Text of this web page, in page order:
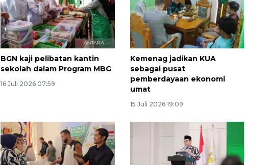
BGN kaji pelibatan kantin
sekolah dalam Program MBG
16 Juli 2026 07:59
Kemenag jadikan KUA
sebagai pusat
pemberdayaan ekonomi
umat
15 Juli 2026 19:09